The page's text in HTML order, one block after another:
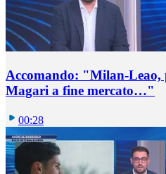
Accomando: "Milan-Leao,
Magari a fine mercato…"
00:28